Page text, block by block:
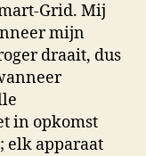
Grid. Mij
mijn
draait, dus
in opkomst
elk apparaat